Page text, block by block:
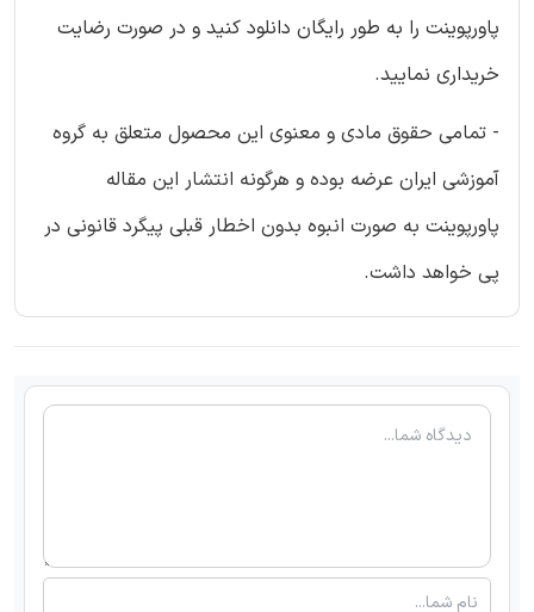
پاورپوینت را به طور رایگان دانلود کنید و در صورت رضایت
خریداری نمایید.
- تمامی حقوق مادی و معنوی این محصول متعلق به گروه
آموزشی ایران عرضه بوده و هرگونه انتشار این مقاله
پاورپوینت به صورت انبوه بدون اخطار قبلی پیگرد قانونی در
پی خواهد داشت.